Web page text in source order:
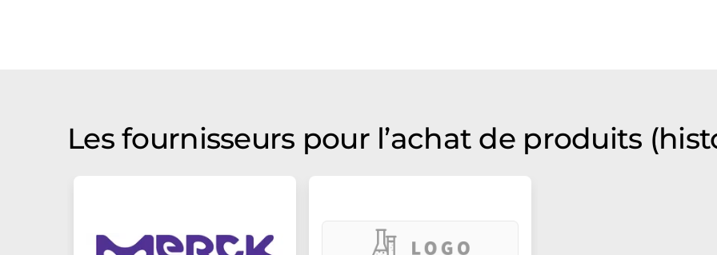
Les fournisseurs pour l’achat de produits